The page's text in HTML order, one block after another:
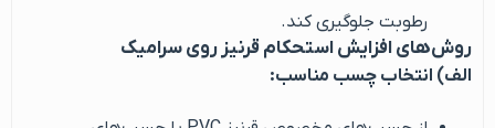
رطوبت جلوگیری کند.
روش‌های افزایش استحکام قرنیز روی سرامیک
الف) انتخاب چسب مناسب: